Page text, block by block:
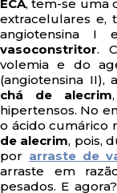
ECA, tem-se uma
extracelulares e,
angiotensina I
vasoconstritor.
volemia e do
(angiotensina II),
chá de alecrim
hipertensos. No
o ácido cumárico
de alecrim, pois,
por arraste de
arraste em
pesados. E